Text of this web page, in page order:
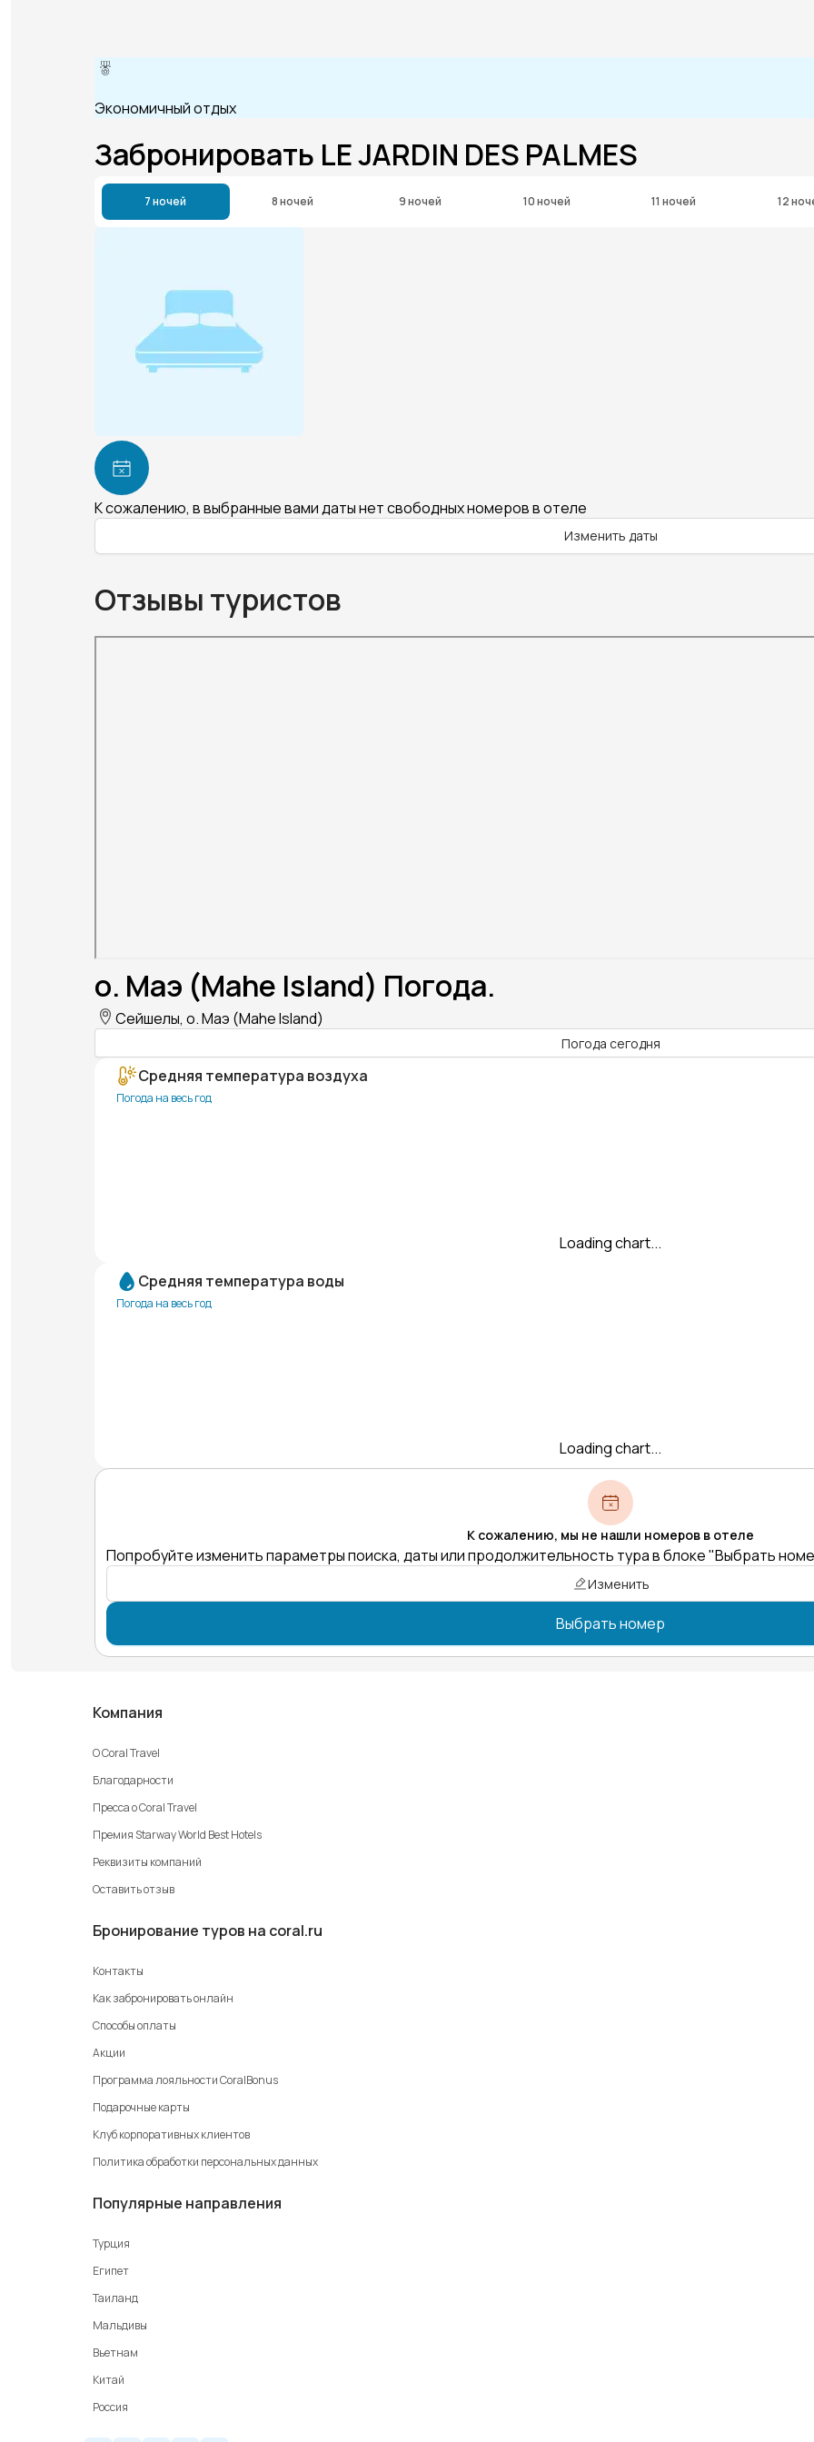
Экономичный отдых
Забронировать LE JARDIN DES PALMES
7 ночей 8 ночей 9 ночей 10 ночей 11 ночей 12
К сожалению, в выбранные вами даты нет свободных номеров в отеле
Изменить даты
Отзывы туристов
о. Маэ (Mahe Island) Погода.
Сейшелы, о. Маэ (Mahe Island)
Погода сегодня
Средняя температура воздуха
Погода на весь год
Loading chart...
Средняя температура воды
Погода на весь год
Loading chart...
К сожалению, мы не нашли номеров в отеле
Попробуйте изменить параметры поиска, даты или продолжительность тура в блоке "Выбрать
Изменить
Выбрать номер
Компания
О Coral Travel
Благодарности
Пресса о Coral Travel
Премия Starway World Best Hotels
Реквизиты компаний
Оставить отзыв
Бронирование туров на coral.ru
Контакты
Как забронировать онлайн
Способы оплаты
Акции
Программа лояльности CoralBonus
Подарочные карты
Клуб корпоративных клиентов
Политика обработки персональных данных
Популярные направления
Турция
Египет
Таиланд
Мальдивы
Вьетнам
Китай
Россия